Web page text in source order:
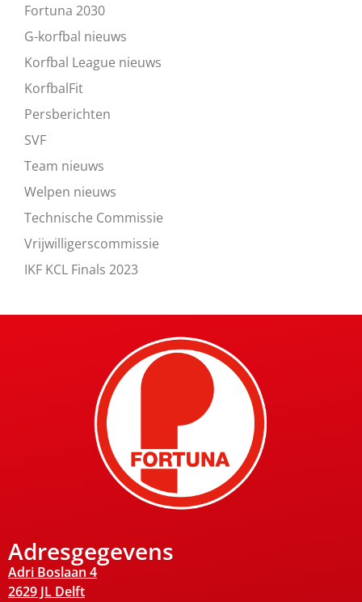
Fortuna 2030
G-korfbal nieuws
Korfbal League nieuws
KorfbalFit
Persberichten
SVF
Team nieuws
Welpen nieuws
Technische Commissie
Vrijwilligerscommissie
IKF KCL Finals 2023
Adresgegevens
Adri Boslaan 4
2629 JL Delft